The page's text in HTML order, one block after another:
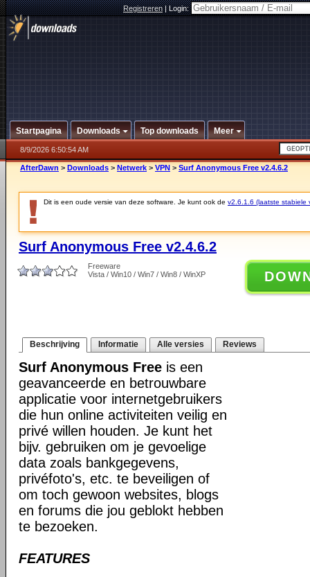
Registreren|Login:
Startpagina Downloads Top downloads Meer
8/9/2026 6:50:54 AM
AfterDawn > Downloads > Netwerk > VPN > Surf Anonymous Free v2.4.6.2
Dit is een oude versie van deze software. Je kunt ook de v2.6.1.6 (laatste stabiele
Surf Anonymous Free v2.4.6.2
Freeware
Vista / Win10 / Win7 / Win8 / WinXP
Beschrijving Informatie Alle versies Reviews
Surf Anonymous Free is een
geavanceerde en betrouwbare
applicatie voor internetgebruikers
die hun online activiteiten veilig en
privé willen houden. Je kunt het
bijv. gebruiken om je gevoelige
data zoals bankgegevens,
privéfoto's, etc. te beveiligen of
om toch gewoon websites, blogs
en forums die jou geblokt hebben
te bezoeken.
FEATURES